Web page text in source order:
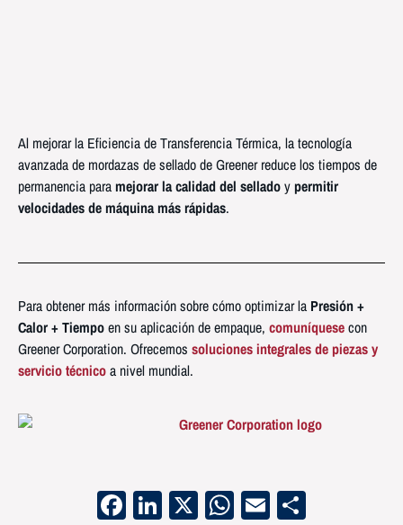
Al mejorar la Eficiencia de Transferencia Térmica, la tecnología
avanzada de mordazas de sellado de Greener reduce los tiempos de
permanencia paramejorar la calidad del selladoypermitir
velocidades de máquina más rápidas.
Para obtener más información sobre cómo optimizar la Presión +
Calor + Tiempoen su aplicación de empaque, comuníquesecon
Greener Corporation. Ofrecemos soluciones integrales de piezas y
servicio técnicoa nivel mundial.
Facebook
LinkedIn
X WhatsApp
Email